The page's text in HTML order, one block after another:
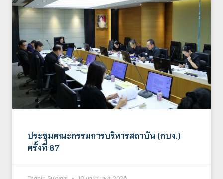
ประชุมคณะกรรมการบริหารสถาบัน (กบง.)
ครั้งที่ 87
Thanin Sukyam 18 กรกฎาคม 2026